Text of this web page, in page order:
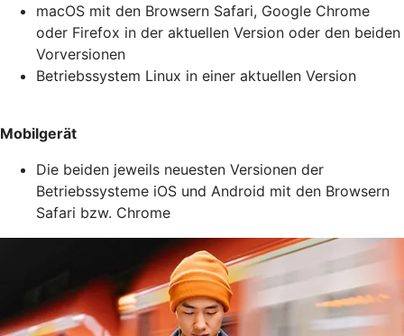
macOS mit den Browsern Safari, Google Chrome
oder Firefox in der aktuellen Version oder den beiden
Vorversionen
Betriebssystem Linux in einer aktuellen Version
Mobilgerät
Die beiden jeweils neuesten Versionen der
Betriebssysteme iOS und Android mit den Browsern
Safari bzw. Chrome